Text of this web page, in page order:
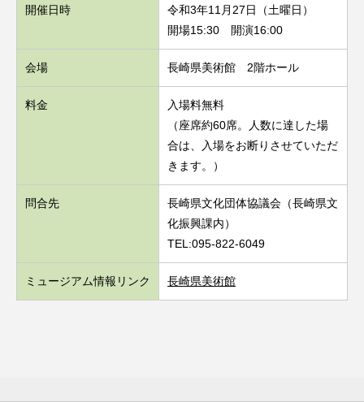
開催日時
令和3年11月27日（土曜日）
開場15:30 開演16:00
会場 長崎県美術館 2階ホール
料金
入場料無料
（座席約60席。人数に達した場
合は、入場をお断りさせていただ
きます。）
問合先
長崎県文化団体協議会（長崎県文
化振興課内）
TEL:095‐822‐6049
ミュージアム情報リンク 長崎県美術館